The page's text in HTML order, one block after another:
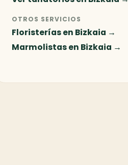
OTROS SERVICIOS
Floristerías en Bizkaia →
Marmolistas en Bizkaia →